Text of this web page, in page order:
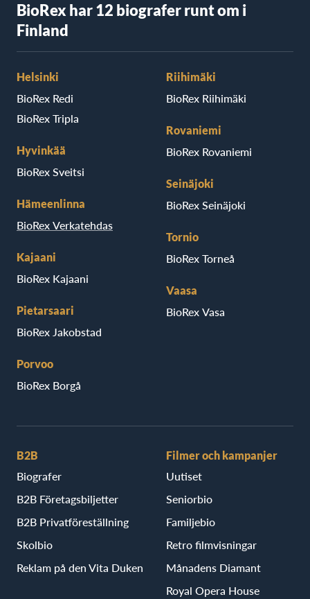
BioRex har 12 biografer runt om i
Finland
Helsinki
BioRex Redi
BioRex Tripla
Hyvinkää
BioRex Sveitsi
Hämeenlinna
BioRex Verkatehdas
Kajaani
BioRex Kajaani
Pietarsaari
BioRex Jakobstad
Porvoo
BioRex Borgå
Riihimäki
BioRex Riihimäki
Rovaniemi
BioRex Rovaniemi
Seinäjoki
BioRex Seinäjoki
Tornio
BioRex Torneå
Vaasa
BioRex Vasa
B2B
Biografer
B2B Företagsbiljetter
B2B Privatföreställning
Skolbio
Reklam på den Vita Duken
Filmer och kampanjer
Uutiset
Seniorbio
Familjebio
Retro filmvisningar
Månadens Diamant
Royal Opera House